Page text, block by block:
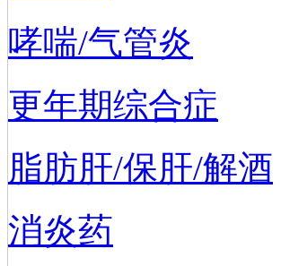
哮喘/气管炎
更年期综合症
脂肪肝/保肝/解酒
消炎药